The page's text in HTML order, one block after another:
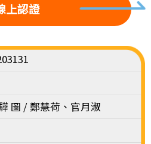
上認證
圖 / 鄭慧荷、官月淑